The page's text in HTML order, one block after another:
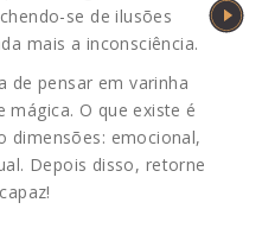
se de ilusões
mais a inconsciência.
de pensar em varinha
mágica. O que existe é
dimensões: emocional,
Depois disso, retorne